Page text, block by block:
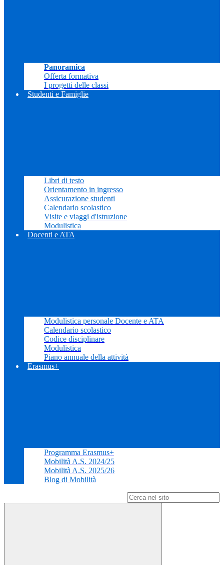
Panoramica
Offerta formativa
I progetti delle classi
Studenti e Famiglie
Libri di testo
Orientamento in ingresso
Assicurazione studenti
Calendario scolastico
Visite e viaggi d'istruzione
Modulistica
Docenti e ATA
Modulistica personale Docente e ATA
Calendario scolastico
Codice disciplinare
Modulistica
Piano annuale della attività
Erasmus+
Programma Erasmus+
Mobilità A.S. 2024/25
Mobilità A.S. 2025/26
Blog di Mobilità